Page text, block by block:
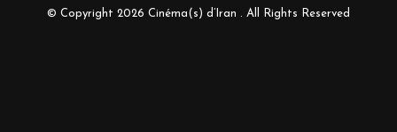
© Copyright 2026 Cinéma(s) d’Iran . All Rights Reserved